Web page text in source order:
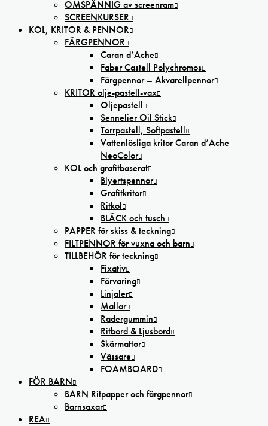
OMSPÄNNIG av screenram
SCREENKURSER
KOL, KRITOR & PENNOR
FÄRGPENNOR
Caran d’Ache
Faber Castell Polychromos
Färgpennor – Akvarellpennor
KRITOR olje-pastell-vax
Oljepastell
Sennelier Oil Stick
Torrpastell, Softpastell
Vattenlösliga kritor Caran d’Ache
NeoColor
KOL och grafitbaserat
Blyertspennor
Grafitkritor
Ritkol
BLÄCK och tusch
PAPPER för skiss & teckning
FILTPENNOR för vuxna och barn
TILLBEHÖR för teckning
Fixativ
Förvaring
Linjaler
Mallar
Radergummin
Ritbord & Ljusbord
Skärmattor
Vässare
FOAMBOARD
FÖR BARN
BARN Ritpapper och färgpennor
Barnsaxar
REA